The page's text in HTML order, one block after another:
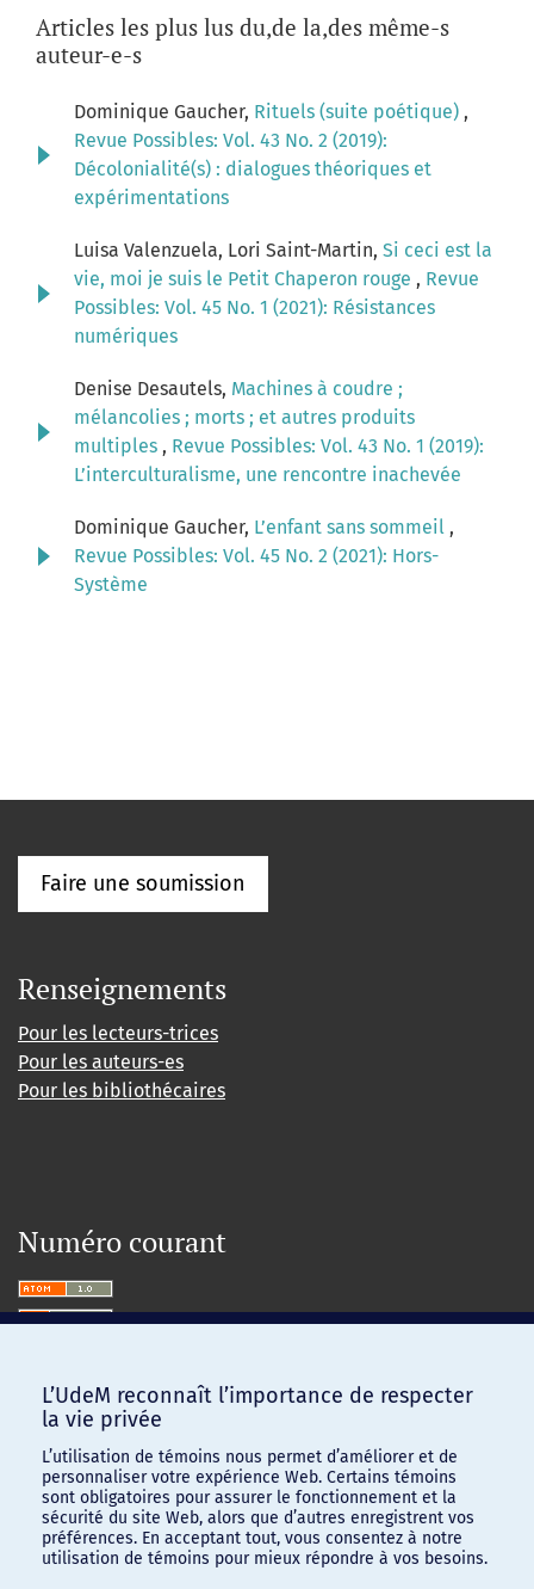
Articles les plus lus du,de la,des même-s
auteur-e-s
Dominique Gaucher, Rituels (suite poétique) ,
Revue Possibles: Vol. 43 No. 2 (2019):
Décolonialité(s) : dialogues théoriques et
expérimentations
Luisa Valenzuela, Lori Saint-Martin, Si ceci est la
vie, moi je suis le Petit Chaperon rouge , Revue
Possibles: Vol. 45 No. 1 (2021): Résistances
numériques
Denise Desautels, Machines à coudre ;
mélancolies ; morts ; et autres produits
multiples , Revue Possibles: Vol. 43 No. 1 (2019):
L’interculturalisme, une rencontre inachevée
Dominique Gaucher, L’enfant sans sommeil ,
Revue Possibles: Vol. 45 No. 2 (2021): Hors-
Système
Faire une soumission
Renseignements
Pour les lecteurs-trices
Pour les auteurs-es
Pour les bibliothécaires
Numéro courant
L’UdeM reconnaît l’importance de respecter
la vie privée
L’utilisation de témoins nous permet d’améliorer et de
personnaliser votre expérience Web. Certains témoins
sont obligatoires pour assurer le fonctionnement et la
sécurité du site Web, alors que d’autres enregistrent vos
préférences. En acceptant tout, vous consentez à notre
utilisation de témoins pour mieux répondre à vos besoins.